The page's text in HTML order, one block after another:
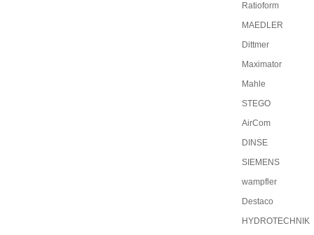
Ratioform
MAEDLER
Dittmer
Maximator
Mahle
STEGO
AirCom
DINSE
SIEMENS
wampfler
Destaco
HYDROTECHNIK